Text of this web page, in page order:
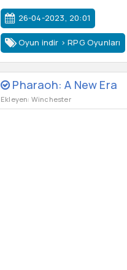
26-04-2023, 20:01
Oyun indir >RPG Oyunları
Pharaoh: A New Era
Ekleyen: Winchester